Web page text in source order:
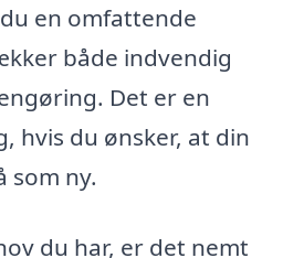
en omfattende
både indvendig
Det er en
hvis du ønsker, at din
som ny.
du har, er det nemt